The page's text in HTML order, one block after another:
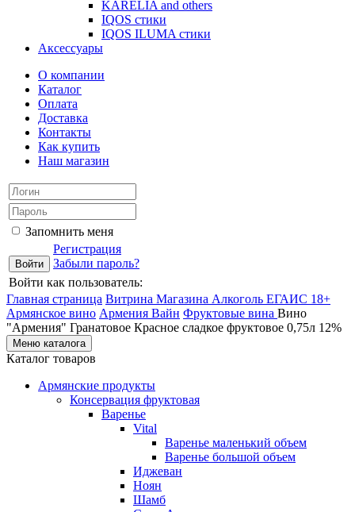
KARELIA and others
IQOS стики
IQOS ILUMA стики
Аксессуары
О компании
Каталог
Оплата
Доставка
Контакты
Как купить
Наш магазин
Запомнить меня
Регистрация
Забыли пароль?
Войти как пользователь:
Главная страница Витрина Магазина Алкоголь ЕГАИС 18+
Армянское вино Армения Вайн Фруктовые вина Вино
"Армения" Гранатовое Красное сладкое фруктовое 0,75л 12%
Меню каталога
Каталог товаров
Армянские продукты
Консервация фруктовая
Варенье
Vital
Варенье маленький объем
Варенье большой объем
Иджеван
Ноян
Шамб